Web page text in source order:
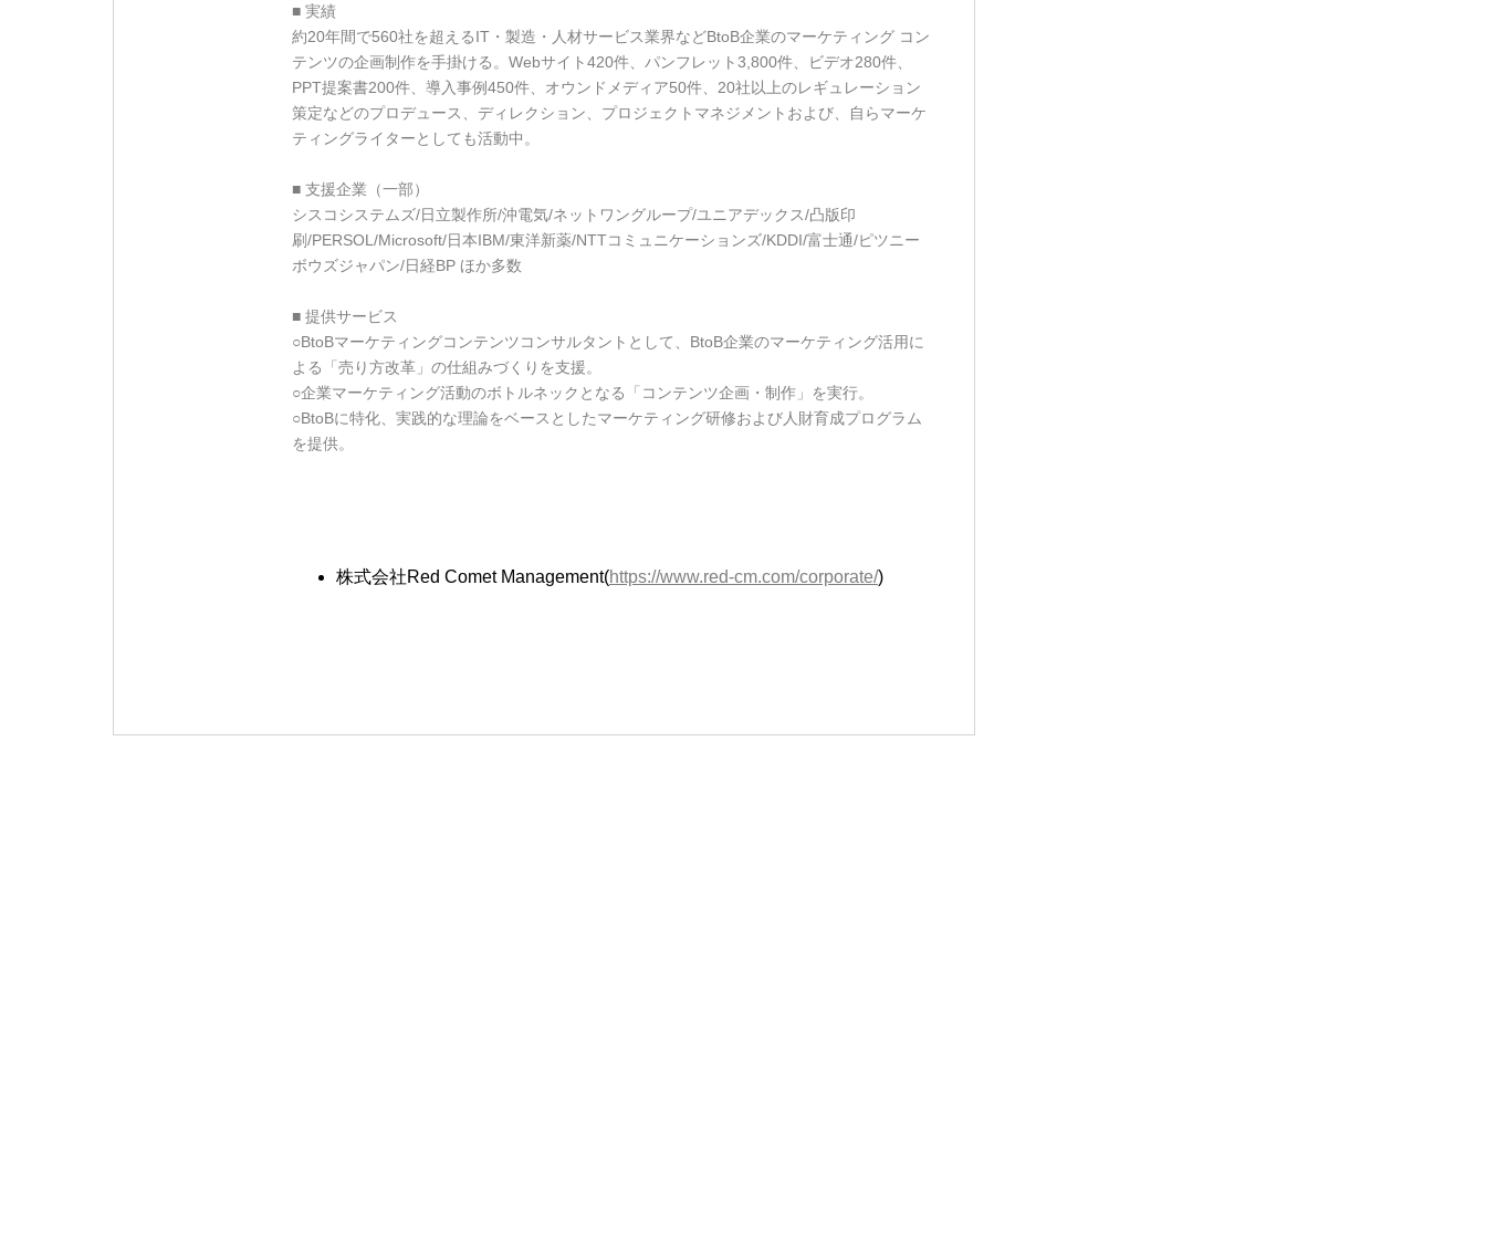
■ 実績
約20年間で560社を超えるIT・製造・人材サービス業界などBtoB企業のマーケティング コン
テンツの企画制作を手掛ける。Webサイト420件、パンフレット3,800件、ビデオ280件、
PPT提案書200件、導入事例450件、オウンドメディア50件、20社以上のレギュレーション
策定などのプロデュース、ディレクション、プロジェクトマネジメントおよび、自らマーケ
ティングライターとしても活動中。
■ 支援企業（一部）
シスコシステムズ/日立製作所/沖電気/ネットワングループ/ユニアデックス/凸版印
刷/PERSOL/Microsoft/日本IBM/東洋新薬/NTTコミュニケーションズ/KDDI/富士通/ピツニー
ボウズジャパン/日経BP ほか多数
■ 提供サービス
○BtoBマーケティングコンテンツコンサルタントとして、BtoB企業のマーケティング活用に
よる「売り方改革」の仕組みづくりを支援。
○企業マーケティング活動のボトルネックとなる「コンテンツ企画・制作」を実行。
○BtoBに特化、実践的な理論をベースとしたマーケティング研修および人財育成プログラム
を提供。
株式会社Red Comet Management(https://www.red-cm.com/corporate/)